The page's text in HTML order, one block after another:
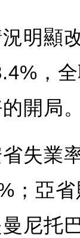
明顯
，
開局
失業
；亞
尼托